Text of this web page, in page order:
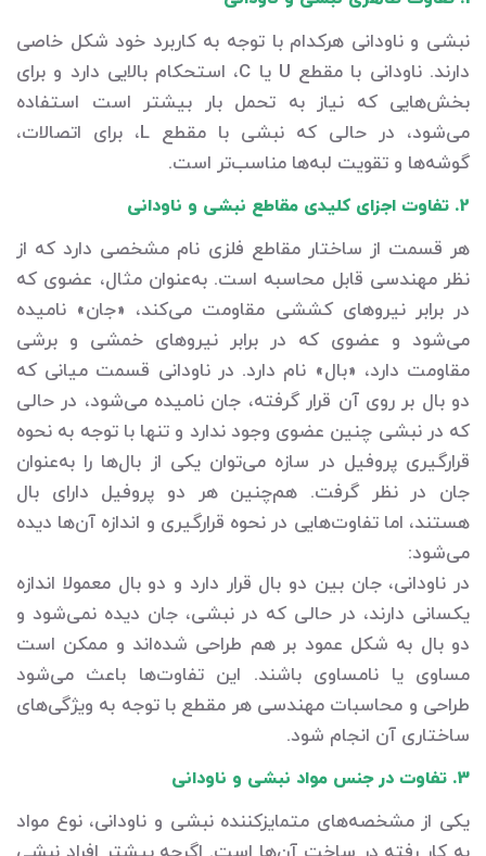
نبشی و ناودانی هرکدام با توجه به کاربرد خود شکل خاصی
دارند. ناودانی با مقطع U یا C، استحکام بالایی دارد و برای
بخش‌هایی که نیاز به تحمل بار بیشتر است استفاده
می‌شود، در حالی که نبشی با مقطع L، برای اتصالات،
گوشه‌ها و تقویت لبه‌ها مناسب‌تر است.
2. تفاوت اجزای کلیدی مقاطع نبشی و ناودانی
هر قسمت از ساختار مقاطع فلزی نام مشخصی دارد که از
نظر مهندسی قابل محاسبه است. به‌عنوان مثال، عضوی که
در برابر نیروهای کششی مقاومت می‌کند، «جان» نامیده
می‌شود و عضوی که در برابر نیروهای خمشی و برشی
مقاومت دارد، «بال» نام دارد. در ناودانی قسمت میانی که
دو بال بر روی آن قرار گرفته، جان نامیده می‌شود، در حالی
که در نبشی چنین عضوی وجود ندارد و تنها با توجه به نحوه
قرارگیری پروفیل در سازه می‌توان یکی از بال‌ها را به‌عنوان
جان در نظر گرفت. هم‌چنین هر دو پروفیل دارای بال
هستند، اما تفاوت‌هایی در نحوه قرارگیری و اندازه آن‌ها دیده
می‌شود:
در ناودانی، جان بین دو بال قرار دارد و دو بال معمولا اندازه
یکسانی دارند، در حالی که در نبشی، جان دیده نمی‌شود و
دو بال به شکل عمود بر هم طراحی شده‌اند و ممکن است
مساوی یا نامساوی باشند. این تفاوت‌ها باعث می‌شود
طراحی و محاسبات مهندسی هر مقطع با توجه به ویژگی‌های
ساختاری آن انجام شود.
3. تفاوت در جنس مواد نبشی و ناودانی
یکی از مشخصه‌های متمایزکننده نبشی و ناودانی، نوع مواد